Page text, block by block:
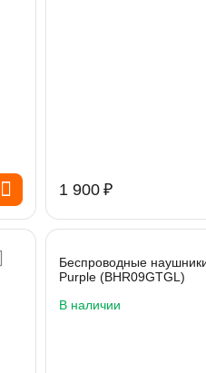
1 900 ₽
Беспроводные
Purple (BHR09GTGL)
В наличии